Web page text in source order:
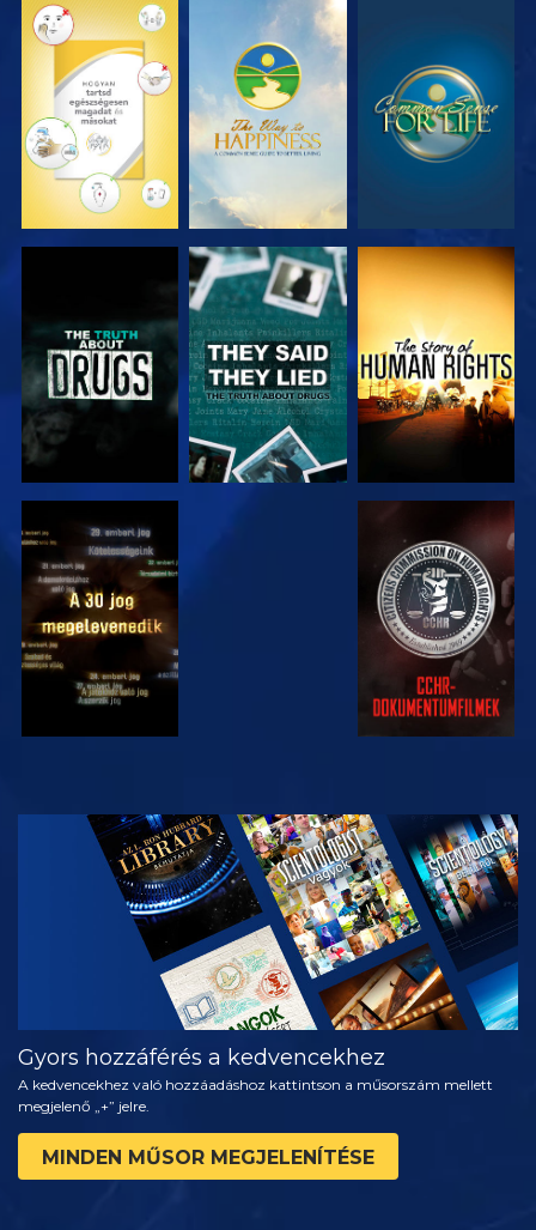
MŰSORNÉZÉS MŰSORNÉZÉS MŰSORNÉZÉS
MŰSORNÉZÉS MŰSORNÉZÉS MŰSORNÉZÉS
MŰSORNÉZÉS MŰSORNÉZÉS
MŰSORNÉZÉS
A SOROZAT
RÉSZEI
Gyors hozzáférés a kedvencekhez
A kedvencekhez való hozzáadáshoz kattintson a műsorszám mellett
megjelenő „+” jelre.
MINDEN MŰSOR MEGJELENÍTÉSE